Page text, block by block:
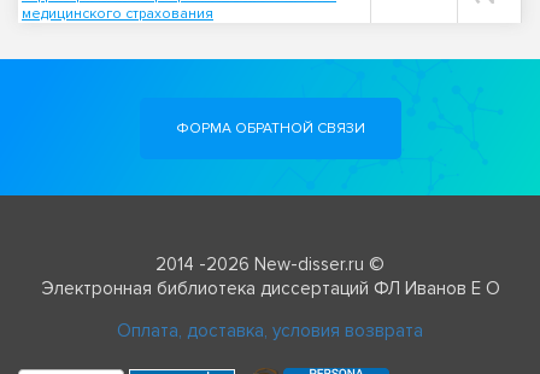
медицинского страхования
ФОРМА ОБРАТНОЙ СВЯЗИ
2014 -2026 New-disser.ru ©
Электронная библиотека диссертаций ФЛ Иванов Е О
Оплата, доставка, условия возврата